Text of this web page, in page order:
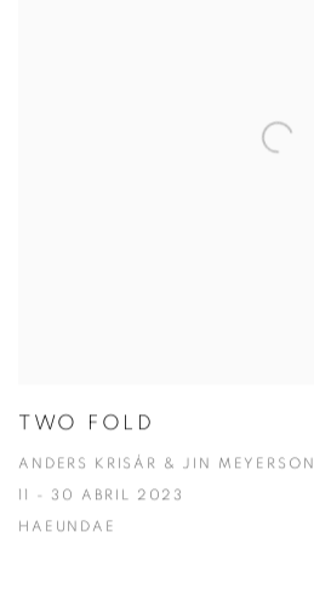
TWO FOLD
ANDERS KRISÁR & JIN MEYERSON
11 - 30 ABRIL 2023
HAEUNDAE